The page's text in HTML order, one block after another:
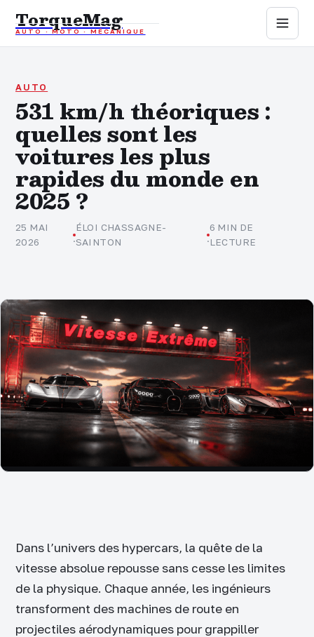
TorqueMag
AUTO · MOTO · MÉCANIQUE
Auto
Mécanique
Sports mécaniques
Assurance
AUTO
531 km/h théoriques :
quelles sont les
voitures les plus
rapides du monde en
2025 ?
25 MAI
2026
·
ÉLOI CHASSAGNE-
SAINTON
·
6 MIN DE
LECTURE
Dans l’univers des hypercars, la quête de la
vitesse absolue repousse sans cesse les limites
de la physique. Chaque année, les ingénieurs
transforment des machines de route en
projectiles aérodynamiques pour grappiller